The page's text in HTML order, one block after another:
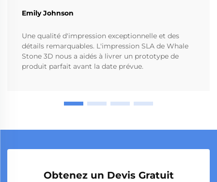
Emily Johnson
Une qualité d'impression exceptionnelle et des
détails remarquables. L'impression SLA de Whale
Stone 3D nous a aidés à livrer un prototype de
produit parfait avant la date prévue.
Obtenez un Devis Gratuit